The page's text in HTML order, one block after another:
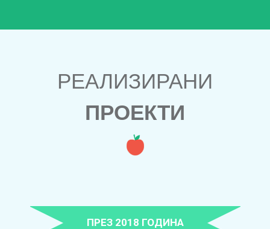
РЕАЛИЗИРАНИ
ПРОЕКТИ
ПРЕЗ 2018 ГОДИНА